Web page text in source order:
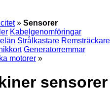
» Sensorer
Kabelgenomföringar
Strålkastare Remsträckare
Generatorremmar
motorer »
sensorer